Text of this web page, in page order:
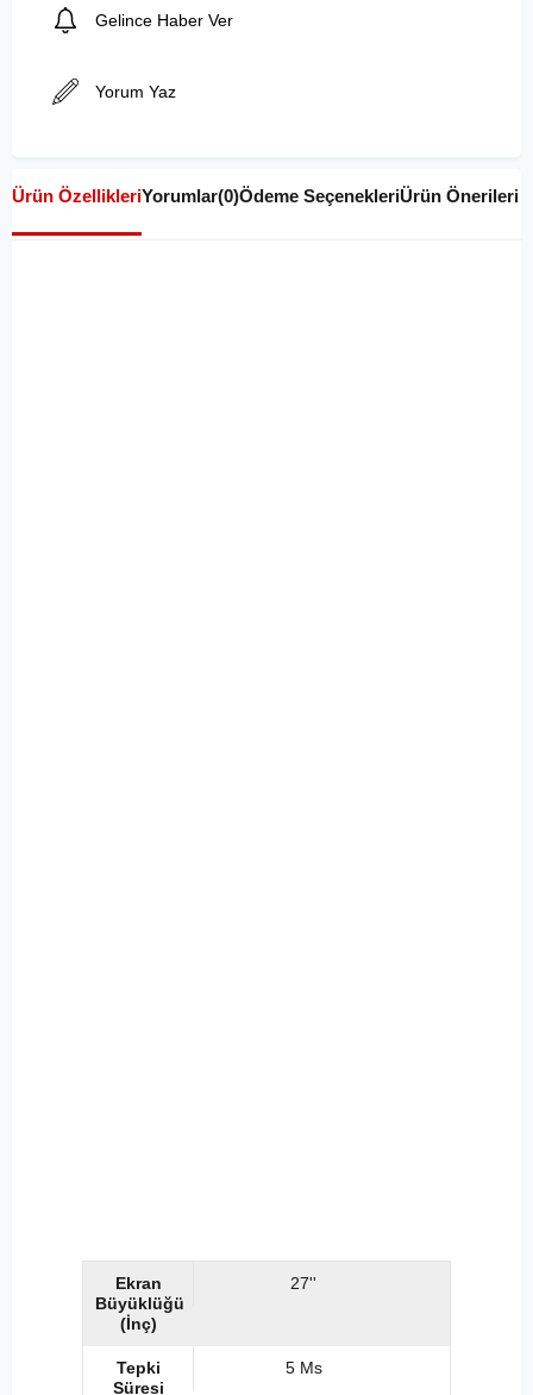
Gelince Haber Ver
Yorum Yaz
Ürün ÖzellikleriYorumlar(0)Ödeme SeçenekleriÜrün Önerileri
Ekran
Büyüklüğü
(İnç)
27''
Tepki
Süresi
5 Ms